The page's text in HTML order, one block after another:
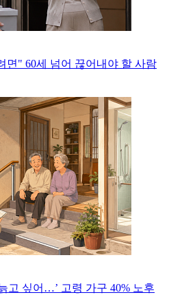
면" 60세 넘어 끊어내야 할 사람
고 싶어…’ 고령 가구 40% 노후